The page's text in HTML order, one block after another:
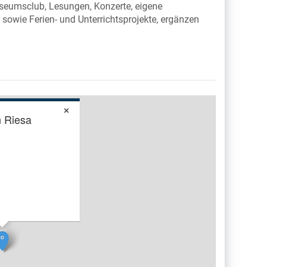
Lesungen, Konzerte, eigene
Ferien- und Unterrichtsprojekte, ergänzen
Riesa
×